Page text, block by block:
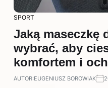
SPORT
Jaką maseczkę
wybrać, aby
komfortem i
AUTOR:EUGENIUSZ BOROWIAK